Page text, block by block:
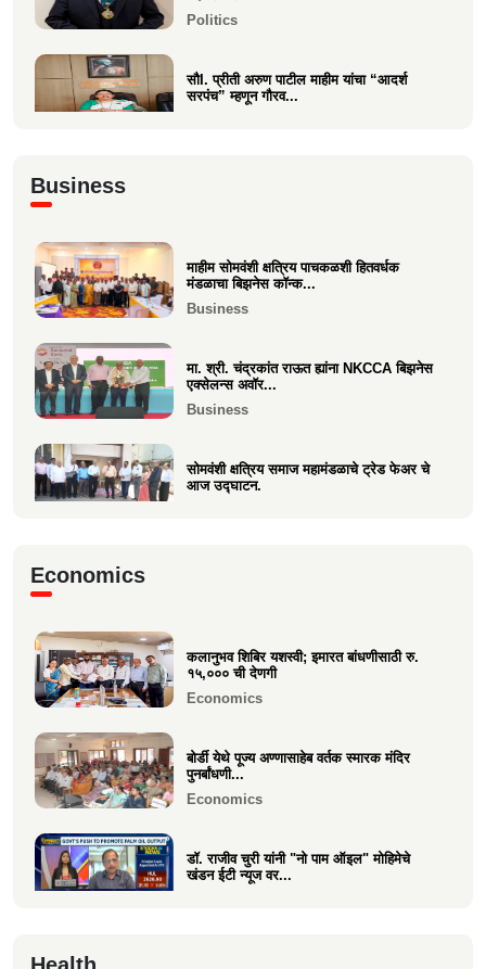
Politics
सौI. प्रीती अरुण पाटील माहीम यांचा “आदर्श
सरपंच” म्हणून गौरव...
श्री. अजूभाई यशवंत ठाकूर ह्यांची मा.श्री.उद्धव
बाळासाहेब ठा...
Politics
Business
माहीम सोमवंशी क्षत्रिय पाचकळशी हितवर्धक
मंडळाचा बिझनेस कॉन्क...
Business
मा. श्री. चंद्रकांत राऊत ह्यांना NKCCA बिझनेस
एक्सेलन्स अवॉर...
Business
सोमवंशी क्षत्रिय समाज महामंडळाचे ट्रेड फेअर चे
आज उद्घाटन.
वक्रतुंड ऍग्रो याचे उद्घाटन, माहीम
Business
Economics
कलानुभव शिबिर यशस्वी; इमारत बांधणीसाठी रु.
१५,००० ची देणगी
Economics
बोर्डी येथे पूज्य अण्णासाहेब वर्तक स्मारक मंदिर
पुनर्बांधणी...
Economics
डॉ. राजीव चुरी यांनी "नो पाम ऑइल" मोहिमेचे
खंडन ईटी न्यूज वर...